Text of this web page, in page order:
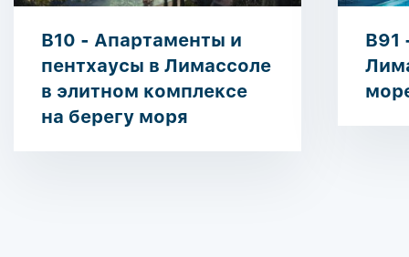
B10 - Апартаменты и
пентхаусы в Лимассоле
в элитном комплексе
на берегу моря
B91